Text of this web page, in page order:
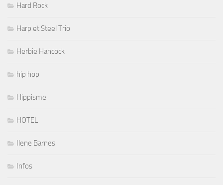
Hard Rock
Harp et Steel Trio
Herbie Hancock
hip hop
Hippisme
HOTEL
Ilene Barnes
Infos